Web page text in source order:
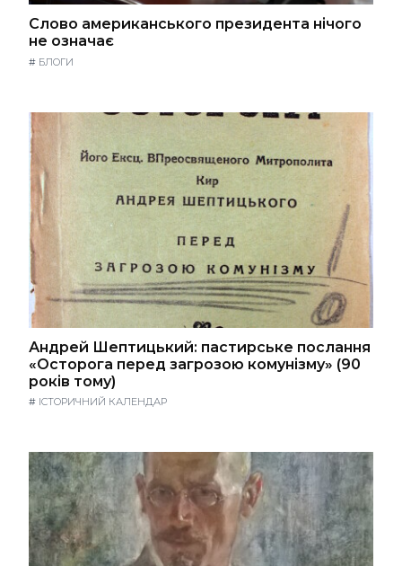
Слово американського президента нічого
не означає
# БЛОГИ
Андрей Шептицький: пастирське послання
«Осторога перед загрозою комунізму» (90
років тому)
# ІСТОРИЧНИЙ КАЛЕНДАР